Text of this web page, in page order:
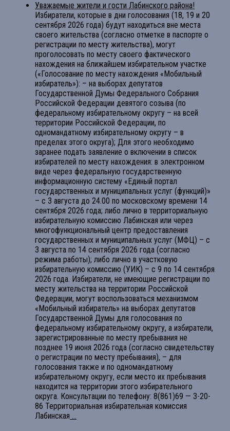
Уважаемые жители и гости Лабинского района!
Избиратели, которые в дни голосования (18, 19 и 20
сентября 2026 года) будут находиться вне места
своего жительства (согласно отметке в паспорте о
регистрации по месту жительства), могут
проголосовать по месту своего фактического
нахождения на ближайшем избирательном участке
(«Голосование по месту нахождения «Мобильный
избиратель»): – на выборах депутатов
Государственной Думы Федерального Собрания
Российской Федерации девятого созыва (по
федеральному избирательному округу – на всей
территории Российской Федерации, по
одномандатному избирательному округу – в
пределах этого округа); Для этого необходимо
заранее подать заявление о включении в список
избирателей по месту нахождения: в электронном
виде через федеральную государственную
информационную систему «Единый портал
государственных и муниципальных услуг (функций)»
– с 3 августа до 24.00 по московскому времени 14
сентября 2026 года; либо лично в территориальную
избирательную комиссию Лабинская или через
многофункциональный центр предоставления
государственных и муниципальных услуг (МФЦ) – с
3 августа по 14 сентября 2026 года (согласно
режима работы); либо лично в участковую
избирательную комиссию (УИК) – с 9 по 14 сентября
2026 года. Избиратели, не имеющие регистрации по
месту жительства на территории Российской
Федерации, могут воспользоваться механизмом
«Мобильный избиратель» на выборах депутатов
Государственной Думы для голосования по
федеральному избирательному округу, а избиратели,
зарегистрированные по месту пребывания не
позднее 19 июня 2026 года (согласно свидетельству
о регистрации по месту пребывания), – для
голосования также и по одномандатному
избирательному округу, если место их пребывания
находится на территории этого избирательного
округа. Консультации по телефону: 8(861)69 — 3-20-
86 Территориальная избирательная комиссия
Лабинская ...